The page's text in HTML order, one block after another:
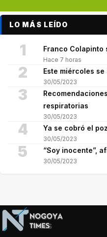
LO MÁS LEÍDO
1 Franco Colapinto
Hace 7 horas
2 Este miércoles
30/05/2023
3
respiratorias
30/05/2023
4 Ya se cobró el
30/05/2023
5 “Soy inocente”,
30/05/2023